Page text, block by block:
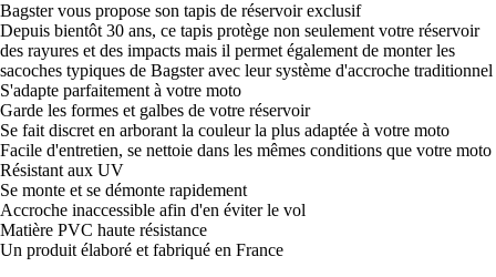
Bagster vous propose son tapis de réservoir exclusif
Depuis bientôt 30 ans, ce tapis protège non seulement votre réservoir
des rayures et des impacts mais il permet également de monter les
sacoches typiques de Bagster avec leur système d'accroche traditionnel
S'adapte parfaitement à votre moto
Garde les formes et galbes de votre réservoir
Se fait discret en arborant la couleur la plus adaptée à votre moto
Facile d'entretien, se nettoie dans les mêmes conditions que votre moto
Résistant aux UV
Se monte et se démonte rapidement
Accroche inaccessible afin d'en éviter le vol
Matière PVC haute résistance
Un produit élaboré et fabriqué en France